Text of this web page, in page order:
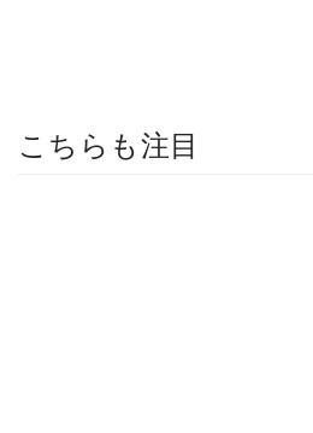
こちらも注目